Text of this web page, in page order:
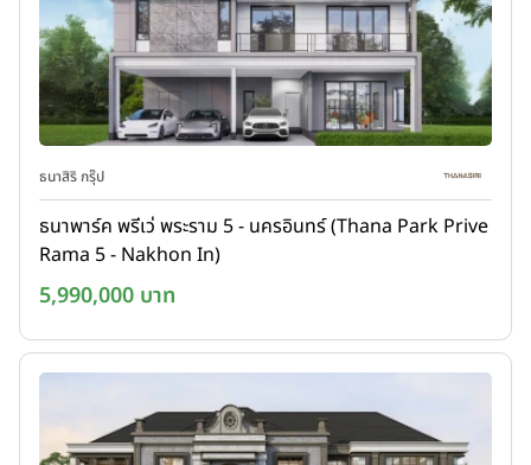
ธนาสิริ กรุ๊ป
ธนาพาร์ค พรีเว่ พระราม 5 - นครอินทร์ (Thana Park Prive
Rama 5 - Nakhon In)
5,990,000 บาท